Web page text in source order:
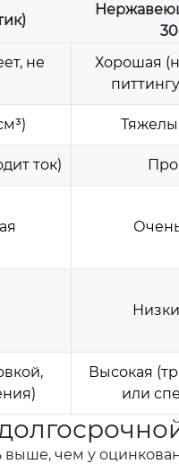
не
Хорошая
ток)
Высокая
или
чем у